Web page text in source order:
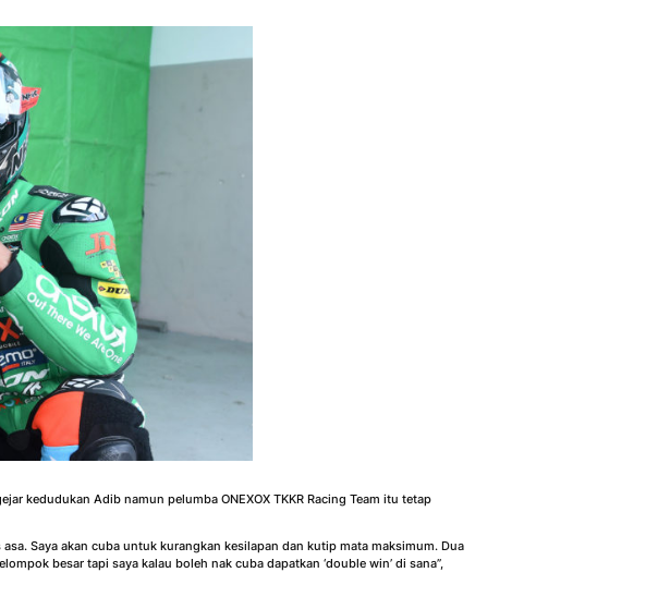
kedudukan Adib namun pelumba ONEXOX TKKR Racing Team itu tetap
Saya akan cuba untuk kurangkan kesilapan dan kutip mata maksimum. Dua
besar tapi saya kalau boleh nak cuba dapatkan ‘double win’ di sana”,